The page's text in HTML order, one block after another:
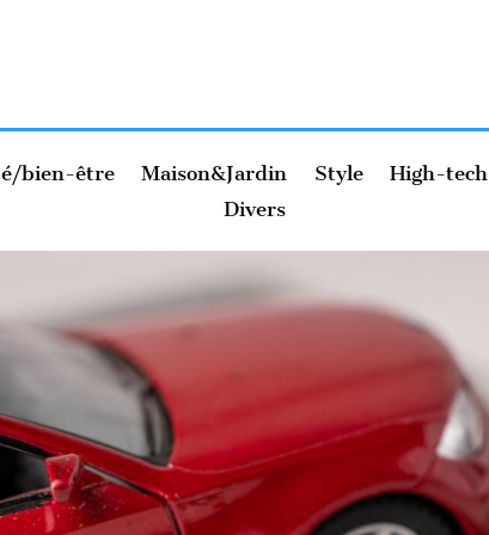
bien-être Maison&Jardin Style High-tech
Divers